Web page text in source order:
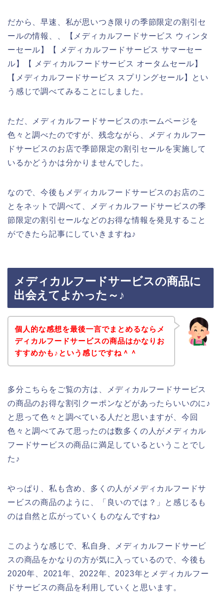
だから、早速、私が思いつき限りの季節限定の割引セ
ールの情報、、【メディカルフードサービス ウィンタ
ーセール】【 メディカルフードサービス サマーセー
ル】【 メディカルフードサービス オータムセール】
【メディカルフードサービス スプリングセール】とい
う感じで調べてみることにしました。
ただ、メディカルフードサービスのホームページを
色々と調べたのですが、残念ながら、メディカルフー
ドサービスのお店で季節限定の割引セールを実施して
いるかどうかは分かりませんでした。
なので、今後もメディカルフードサービスのお店のこ
とをネットで調べて、メディカルフードサービスの季
節限定の割引セールなどのお得な情報を発見すること
ができたら記事にしていきますね♪
メディカルフードサービスの商品に
出会えてよかった～♪
個人的な感想を最後一言でまとめるならメ
ディカルフードサービスの商品はかなりお
すすめかも♪という感じですね＾＾
多分こちらをご覧の方は、メディカルフードサービス
の商品のお得な割引クーポンなどがあったらいいのに♪
と思って色々と調べている人だと思いますが、今回
色々と調べてみて思ったのは数多くの人がメディカル
フードサービスの商品に満足しているということでし
た♪
やっぱり、私も含め、多くの人がメディカルフードサ
ービスの商品のように、「良いのでは？」と感じるも
のは自然と広がっていくものなんですね♪
このような感じで、私自身、メディカルフードサービ
スの商品をかなりの方が気に入っているので、今後も
2020年、2021年、2022年、2023年とメディカルフー
ドサービスの商品を利用していくと思います。